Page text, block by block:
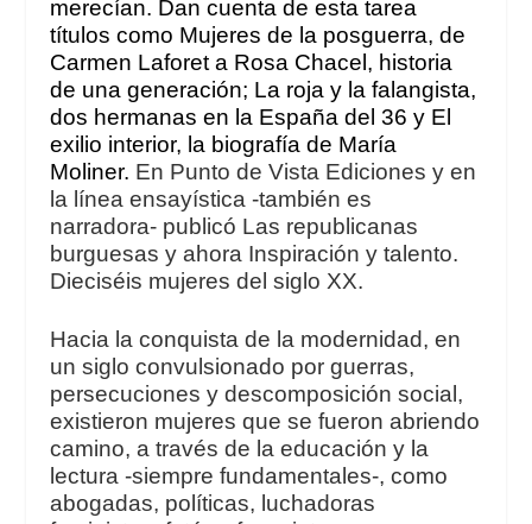
merecían. Dan cuenta de esta tarea
títulos como Mujeres de la posguerra, de
Carmen Laforet a Rosa Chacel, historia
de una generación; La roja y la falangista,
dos hermanas en la España del 36y El
exilio interior, la biografía de María
Moliner. En Punto de Vista Ediciones y en
la línea ensayística -también es
narradora- publicó Las republicanas
burguesas y ahora Inspiración y talento.
Dieciséis mujeres del siglo XX.
Hacia la conquista de la modernidad, en
un siglo convulsionado por guerras,
persecuciones y descomposición social,
existieron mujeres que se fueron abriendo
camino, a través de la educación y la
lectura -siempre fundamentales-, como
abogadas, políticas, luchadoras